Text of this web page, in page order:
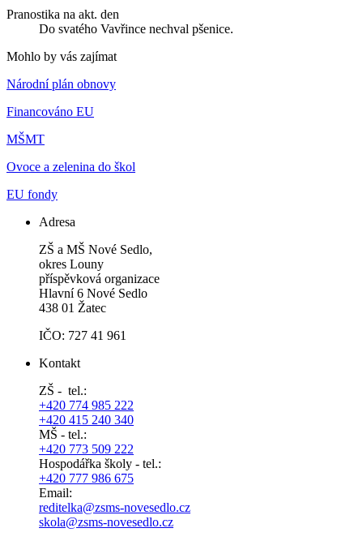
Pranostika na akt. den
Do svatého Vavřince nechval pšenice.
Mohlo by vás zajímat
Národní plán obnovy
Financováno EU
MŠMT
Ovoce a zelenina do škol
EU fondy
Adresa
ZŠ a MŠ Nové Sedlo,
okres Louny
příspěvková organizace
Hlavní 6 Nové Sedlo
438 01 Žatec
IČO: 727 41 961
Kontakt
ZŠ - tel.:
+420 774 985 222
+420 415 240 340
MŠ - tel.:
+420 773 509 222
Hospodářka školy - tel.:
+420 777 986 675
Email:
reditelka@zsms-novesedlo.cz
skola@zsms-novesedlo.cz